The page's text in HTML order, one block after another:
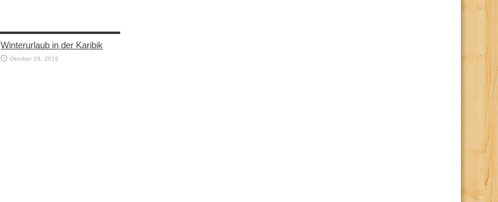
Winterurlaub in der Karibik
Oktober 28, 2016